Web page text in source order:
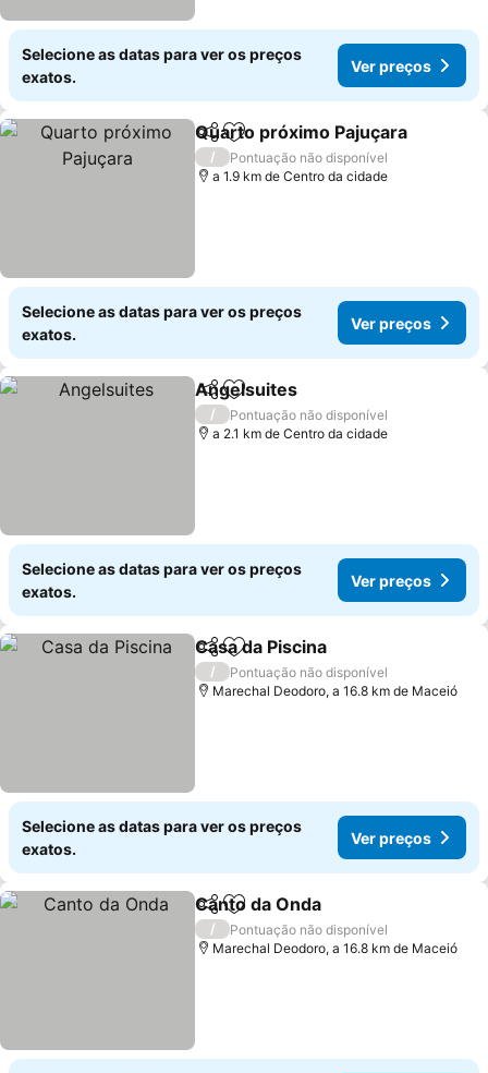
Selecione as datas para ver os preços
exatos.
Ver preços
PartilharAdicionar aos favoritos
Quarto próximo Pajuçara
/
Pontuação não disponível
a 1.9 km de Centro da cidade
Selecione as datas para ver os preços
exatos.
Ver preços
PartilharAdicionar aos favoritos
Angelsuites
/
Pontuação não disponível
a 2.1 km de Centro da cidade
Selecione as datas para ver os preços
exatos.
Ver preços
PartilharAdicionar aos favoritos
Casa da Piscina
/
Pontuação não disponível
Marechal Deodoro, a 16.8 km de Maceió
Selecione as datas para ver os preços
exatos.
Ver preços
PartilharAdicionar aos favoritos
Canto da Onda
/
Pontuação não disponível
Marechal Deodoro, a 16.8 km de Maceió